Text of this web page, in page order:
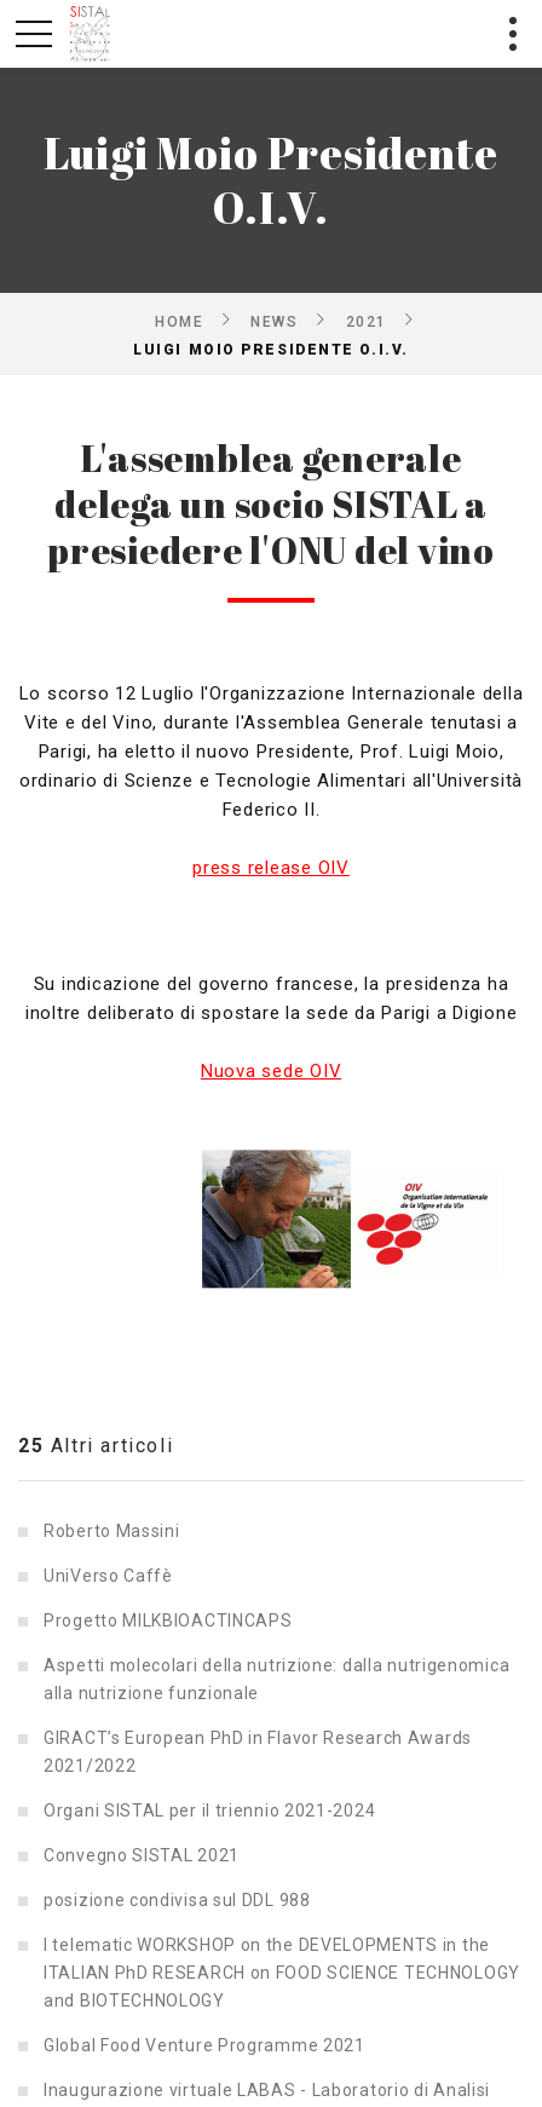
Luigi Moio Presidente
O.I.V.
HOME NEWS
2021
LUIGI MOIO PRESIDENTE O.I.V.
L'assemblea generale
delega un socio SISTAL a
presiedere l'ONU del vino
Lo scorso 12 Luglio l'Organizzazione Internazionale della
Vite e del Vino, durante l'Assemblea Generale tenutasi a
Parigi, ha eletto il nuovo Presidente, Prof. Luigi Moio,
ordinario di Scienze e Tecnologie Alimentari all'Università
Federico II.
press release OIV
Su indicazione del governo francese, la presidenza ha
inoltre deliberato di spostare la sede da Parigi a Digione
Nuova sede OIV
25 Altri articoli
Roberto Massini
UniVerso Caffè
Progetto MILKBIOACTINCAPS
Aspetti molecolari della nutrizione: dalla nutrigenomica
alla nutrizione funzionale
GIRACT’s European PhD in Flavor Research Awards
2021/2022
Organi SISTAL per il triennio 2021-2024
Convegno SISTAL 2021
posizione condivisa sul DDL 988
I telematic WORKSHOP on the DEVELOPMENTS in the
ITALIAN PhD RESEARCH on FOOD SCIENCE TECHNOLOGY
and BIOTECHNOLOGY
Global Food Venture Programme 2021
Inaugurazione virtuale LABAS - Laboratorio di Analisi